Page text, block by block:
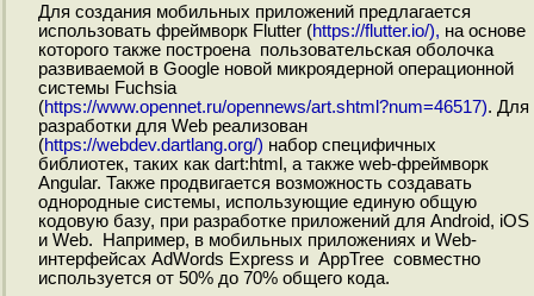
Для создания мобильных приложений предлагается
использовать фреймворк Flutter (https://flutter.io/), на основе
которого также построена пользовательская оболочка
развиваемой в Google новой микроядерной операционной
системы Fuchsia
(https://www.opennet.ru/opennews/art.shtml?num=46517). Для
разработки для Web реализован
(https://webdev.dartlang.org/) набор специфичных
библиотек, таких как dart:html, а также web-фреймворк
Angular. Также продвигается возможность создавать
однородные системы, использующие единую общую
кодовую базу, при разработке приложений для Android, iOS
и Web. Например, в мобильных приложениях и Web-
интерфейсах AdWords Express и AppTree совместно
используется от 50% до 70% общего кода.